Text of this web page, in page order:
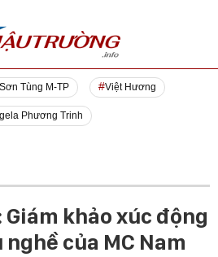
Tùng M-TP Việt Hương
Phương Trinh
Giám khảo xúc động
của MC Nam